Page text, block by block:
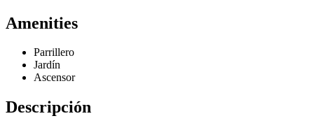
Amenities
Parrillero
Jardín
Ascensor
Descripción